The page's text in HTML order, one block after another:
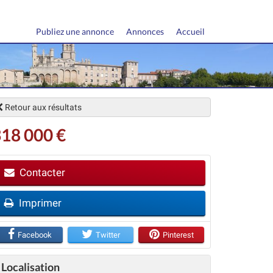
Accueil
Annonces
Publiez une annonce
Retour aux résultats
000 €
Contacter
Imprimer
Facebook Twitter Pinterest
Localisation